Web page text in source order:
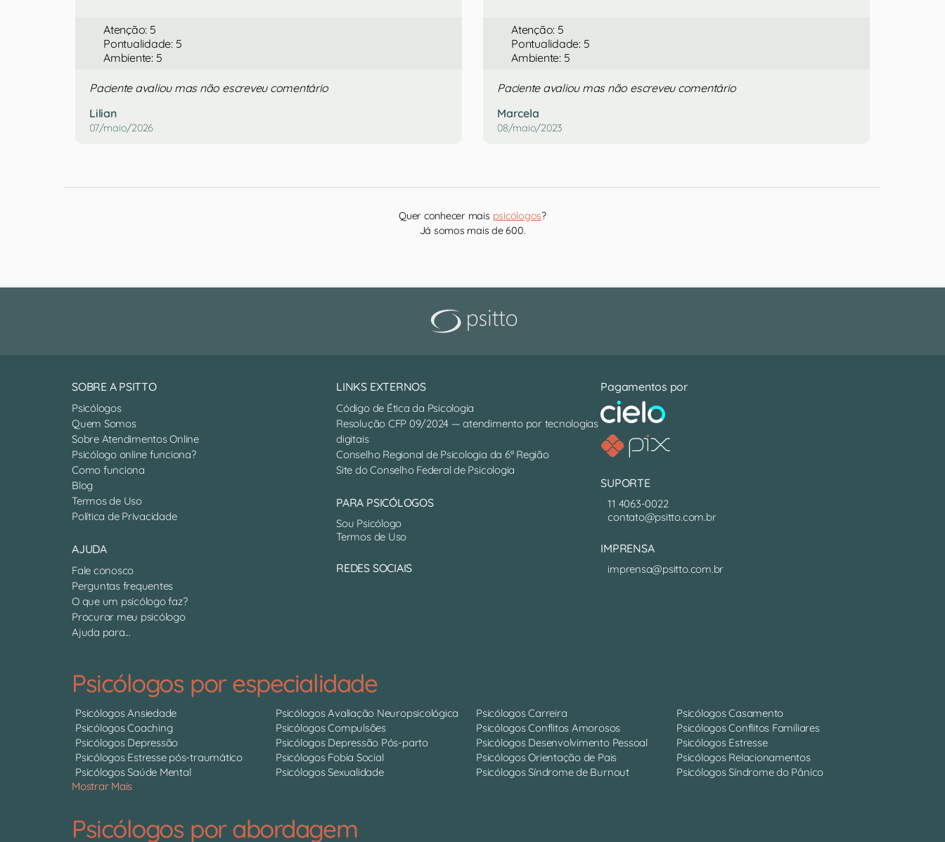
Atenção: 5
Pontualidade: 5
Ambiente: 5
Paciente avaliou mas não escreveu comentário
Lilian
07/maio/2026
Atenção: 5
Pontualidade: 5
Ambiente: 5
Paciente avaliou mas não escreveu comentário
Marcela
08/maio/2023
Quer conhecer mais psicólogos?
Já somos mais de 600.
SOBRE A PSITTO
Psicólogos
Quem Somos
Sobre Atendimentos Online
Psicólogo online funciona?
Como funciona
Blog
Termos de Uso
Política de Privacidade
AJUDA
Fale conosco
Perguntas frequentes
O que um psicólogo faz?
Procurar meu psicólogo
Ajuda para...
LINKS EXTERNOS
Código de Ética da Psicologia
Resolução CFP 09/2024 — atendimento por tecnologias
digitais
Conselho Regional de Psicologia da 6ª Região
Site do Conselho Federal de Psicologia
PARA PSICÓLOGOS
Sou Psicólogo
Termos de Uso
REDES SOCIAIS
Pagamentos por
SUPORTE
11 4063-0022
contato@psitto.com.br
IMPRENSA
imprensa@psitto.com.br
Psicólogos por especialidade
Psicólogos Ansiedade Psicólogos Avaliação Neuropsicológica Psicólogos Carreira
Psicólogos Casamento
Psicólogos Coaching
Psicólogos Compulsões Psicólogos Conflitos Amorosos
Psicólogos Conflitos Familiares
Psicólogos Depressão
Psicólogos Depressão Pós-parto Psicólogos Desenvolvimento Pessoal
Psicólogos Estresse
Psicólogos Estresse pós-traumático
Psicólogos Fobia Social Psicólogos Orientação de Pais
Psicólogos Relacionamentos
Psicólogos Saúde Mental
Psicólogos Sexualidade Psicólogos Síndrome de Burnout
Psicólogos Síndrome do Pânico
Mostrar Mais
Psicólogos por abordagem